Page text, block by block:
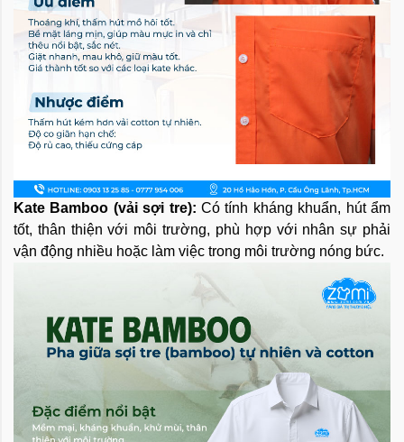
Kate Bamboo (vải sợi tre): Có tính kháng khuẩn, hút ẩm
tốt, thân thiện với môi trường, phù hợp với nhân sự phải
vận động nhiều hoặc làm việc trong môi trường nóng bức.